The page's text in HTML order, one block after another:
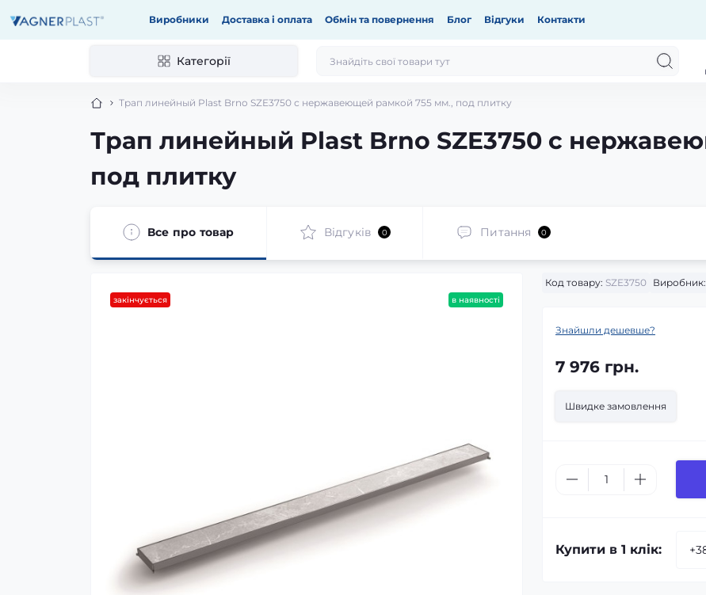
Виробники Доставка і оплата Обмін та повернення Блог Відгуки Контакти
Категорії
Трап линейный Plast Brno SZE3750 с нержавеющей рамкой 755 мм., под плитку
Трап линейный Plast Brno SZE3750 с
под плитку
Все про товар Відгуків 0 Питання 0
закінчується в наявності
Код товару: SZE3750 Виробник:
Знайшли дешевше?
7 976 грн.
Швидке замовлення
Купити в 1 клік: